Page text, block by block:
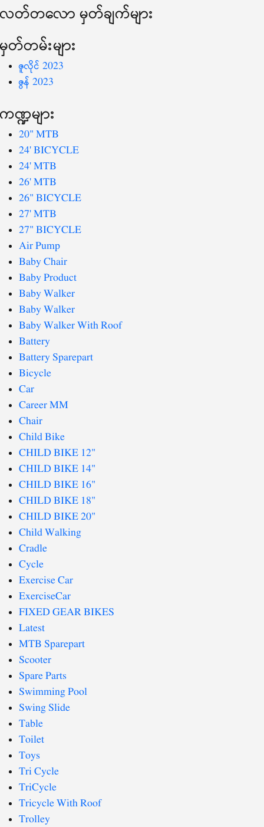
လတ်တ‌လော မှတ်ချက်များ
မှတ်တမ်းများ
ဇူလိုင် 2023
ဇွန် 2023
ကဏ္ဍများ
20" MTB
24' BICYCLE
24' MTB
26' MTB
26" BICYCLE
27' MTB
27" BICYCLE
Air Pump
Baby Chair
Baby Product
Baby Walker
Baby Walker
Baby Walker With Roof
Battery
Battery Sparepart
Bicycle
Car
Career MM
Chair
Child Bike
CHILD BIKE 12"
CHILD BIKE 14"
CHILD BIKE 16"
CHILD BIKE 18"
CHILD BIKE 20"
Child Walking
Cradle
Cycle
Exercise Car
ExerciseCar
FIXED GEAR BIKES
Latest
MTB Sparepart
Scooter
Spare Parts
Swimming Pool
Swing Slide
Table
Toilet
Toys
Tri Cycle
TriCycle
Tricycle With Roof
Trolley